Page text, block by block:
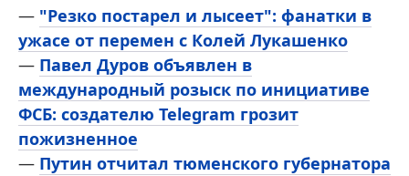
— "Резко постарел и лысеет": фанатки в
ужасе от перемен с Колей Лукашенко
— Павел Дуров объявлен в
международный розыск по инициативе
ФСБ: создателю Telegram грозит
пожизненное
— Путин отчитал тюменского губернатора